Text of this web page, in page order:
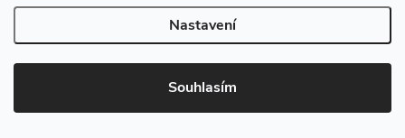
Nastavení
Souhlasím
Copyright 2026penShop. Všechna práva vyhrazena.